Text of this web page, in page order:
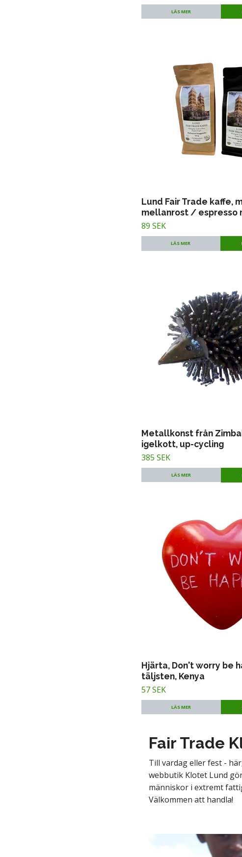
LÄS MER
Lund Fair Trade kaffe,
mellanrost / espresso
89 SEK
LÄS MER
Metallkonst från
igelkott, up-cycling
385 SEK
LÄS MER
Hjärta, Don't worry be
täljsten, Kenya
57 SEK
LÄS MER
Fair Trade
Till vardag eller fest -
webbutik Klotet Lund
människor i extremt
Välkommen att handla!